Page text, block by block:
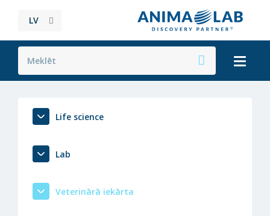
LV
Life science
Lab
Veterinārā iekārta